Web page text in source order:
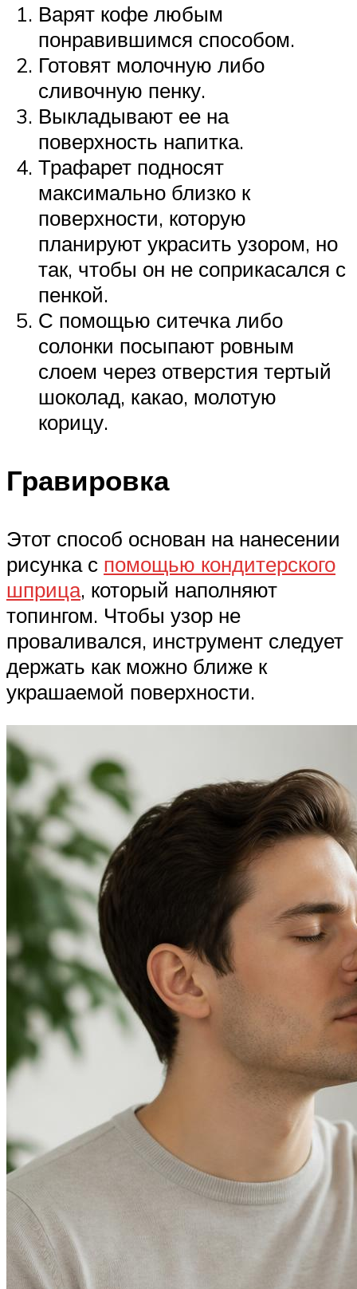
Варят кофе любым
понравившимся способом.
Готовят молочную либо
сливочную пенку.
Выкладывают ее на
поверхность напитка.
Трафарет подносят
максимально близко к
поверхности, которую
планируют украсить узором, но
так, чтобы он не соприкасался с
пенкой.
С помощью ситечка либо
солонки посыпают ровным
слоем через отверстия тертый
шоколад, какао, молотую
корицу.
Гравировка
Этот способ основан на нанесении
рисунка с помощью кондитерского
шприца, который наполняют
топингом. Чтобы узор не
проваливался, инструмент следует
держать как можно ближе к
украшаемой поверхности.